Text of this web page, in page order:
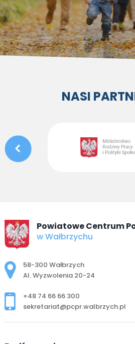
NASI
Powiatowe Centrum
w Wałbrzychu
Adres pocztowy:
58-300 Wałbrzych
Al. Wyzwolenia 20-24
+48 74 66 66 300
sekretariat@pcpr.walbrzych.pl